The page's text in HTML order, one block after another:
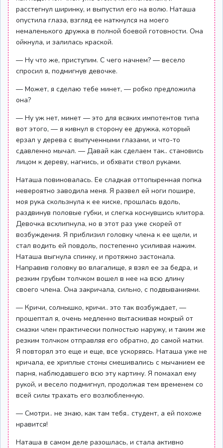
расстегнул ширинку, и выпустил его на волю. Наташа
опустила глаза, взгляд ее наткнулся на моего
немаленького дружка в полной боевой готовности. Она
ойкнула, и залилась краской.
— Ну что же, приступим. С чего начнем? — весело
спросил я, подмигнув девочке.
— Может, я сделаю тебе минет, — робко предложила
она?
— Ну уж нет, минет — это для всяких импотентов типа
вот этого, — я кивнул в сторону ее дружка, который
ерзал у дерева с выпученными глазами, и что-то
сдавленно мычал. — Давай как сделаем так.. становись
лицом к дереву, нагнись, и обхвати ствол руками.
Наташа повиновалась. Ее сладкая оттопыренная попка
невероятно заводила меня. Я развел ей ноги пошире,
моя рука скользнула к ее киске, прошлась вдоль,
раздвинув половые губки, и слегка коснувшись клитора.
Девочка всхлипнула, но в этот раз уже скорей от
возбуждения. Я приблизил головку члена к ее щели, и
стал водить ей повдоль, постепенно усиливая нажим.
Наташа выгнула спинку, и протяжно застонала.
Направив головку во влагалище, я взял ее за бедра, и
резким грубым толчком вошел в нее на всю длину
своего члена. Она закричала, сильно, с подвываниями.
— Кричи, солнышко, кричи.. это так возбуждает, —
прошептал я, очень медленно вытаскивая мокрый от
смазки член практически полностью наружу, и таким же
резким толчком отправляя его обратно, до самой матки.
Я повторял это еще и еще, все ускоряясь. Наташа уже не
кричала, ее хриплые стоны смешивались с мычанием ее
парня, наблюдавшего всю эту картину. Я помахал ему
рукой, и весело подмигнул, продолжая тем временем со
всей силы трахать его возлюбленную.
— Смотри.. не знаю, как там тебя.. студент, а ей похоже
нравится!
Наташа в самом деле разошлась, и стала активно